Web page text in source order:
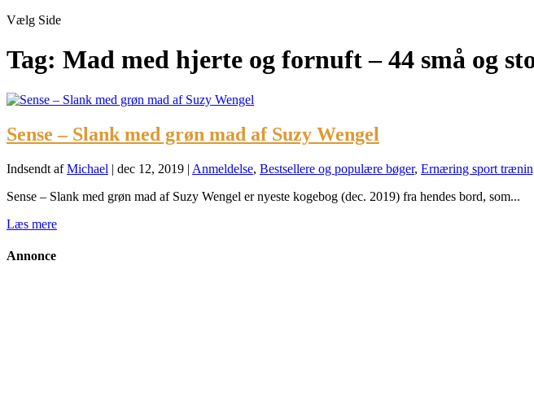
Vælg Side
Tag: Mad med hjerte og fornuft – 44 små og
Sense – Slank med grøn mad af Suzy Wengel
Indsendt afMichael | dec 12, 2019 | Anmeldelse, Bestsellere og populære bøger, Ernæring sport
Sense – Slank med grøn mad af Suzy Wengel er nyeste kogebog (dec. 2019) fra hendes bord, som...
Læs mere
Annonce